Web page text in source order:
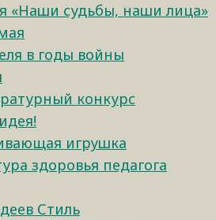
«Наши судьбы, наши лица»
в годы войны
конкурс
игрушка
здоровья педагога
Стиль